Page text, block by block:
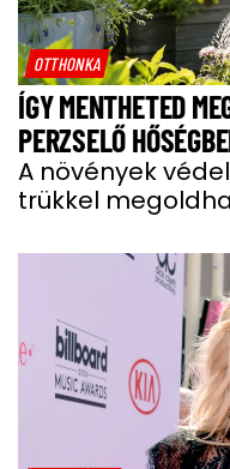
OTTHONKA
ÍGY MENTHETED
PERZSELŐ
A növények
trükkel